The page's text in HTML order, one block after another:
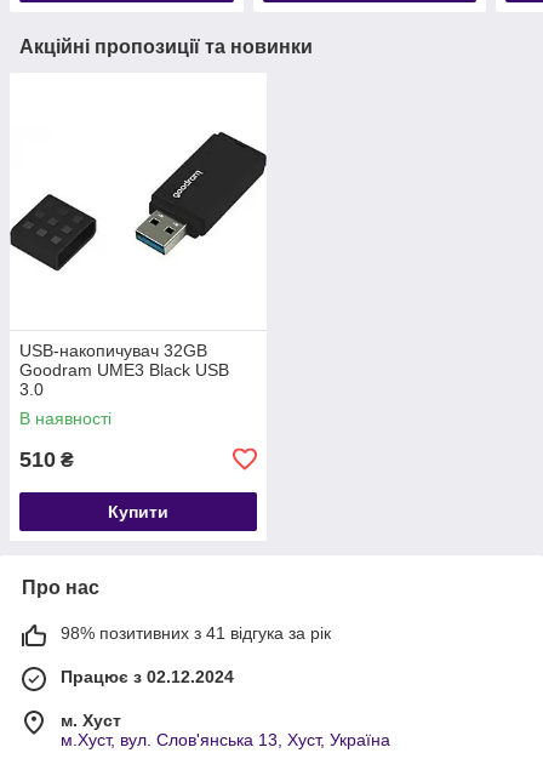
Акційні пропозиції та новинки
USB-накопичувач 32GB
Goodram UME3 Black USB
3.0
В наявності
510 ₴
Купити
Про нас
98% позитивних з 41 відгука за рік
Працює з 02.12.2024
м. Хуст
м.Хуст, вул. Слов'янська 13, Хуст, Україна